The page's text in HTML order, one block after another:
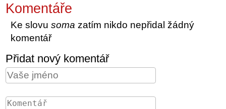
Komentáře
Ke slovusoma zatím nikdo nepřidal žádný
komentář
Přidat nový komentář